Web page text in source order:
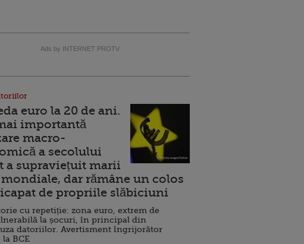
Ads by INTERNET PROTV
euro la 20 de ani.
importantă
macro-
a secolului
a supraviețuit marii
dar rămâne un colos
de propriile slăbiciuni
cu repetiție: zona euro, extrem de
la șocuri, în principal din
datoriilor. Avertisment îngrijorător
la BCE